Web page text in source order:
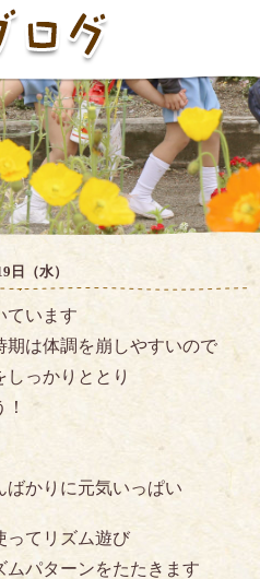
日（水）
ています
期は体調を崩しやすいので
っかりととり
ばかりに元気いっぱい
ってリズム遊び
パターンをたたきます